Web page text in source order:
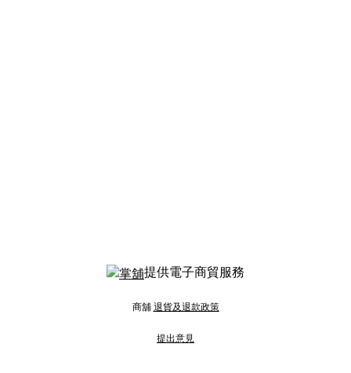
提供電子商貿服務
商舖 退貨及退款政策
提出意見